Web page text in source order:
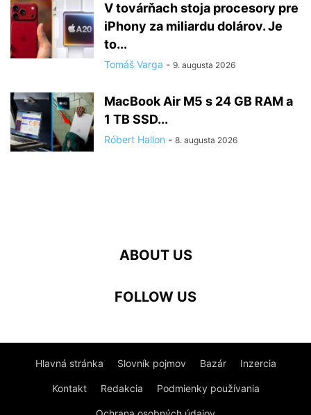
V továrňach stoja procesory pre
iPhony za miliardu dolárov. Je
to...
Tomáš Varga - 9. augusta 2026
MacBook Air M5 s 24 GB RAM a
1 TB SSD...
Róbert Hallon - 8. augusta 2026
ABOUT US
FOLLOW US
Hlavná stránka Slovník pojmov Bazár Inzercia
Kontakt Redakcia Podmienky používania